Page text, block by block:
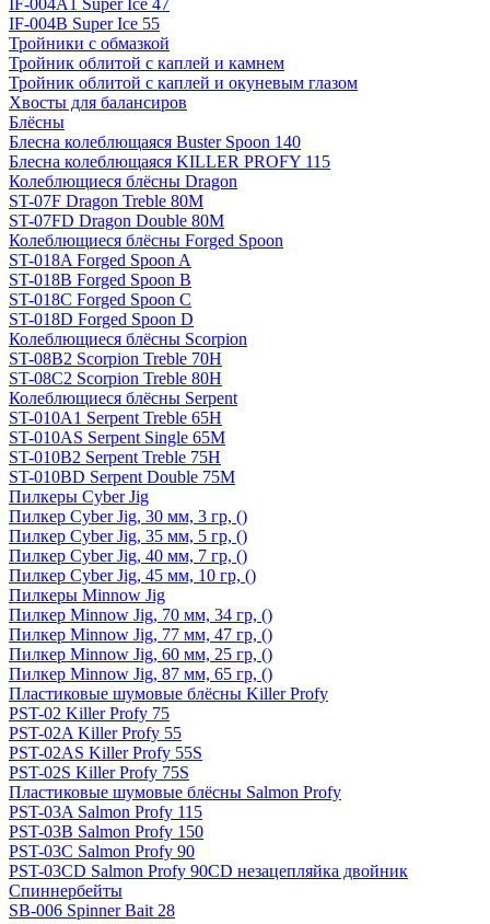
IF-004A1 Super Ice 47
IF-004B Super Ice 55
Тройники с обмазкой
Тройник облитой с каплей и камнем
Тройник облитой с каплей и окуневым глазом
Хвосты для балансиров
Блёсны
Блесна колеблющаяся Buster Spoon 140
Блесна колеблющаяся KILLER PROFY 115
Колеблющиеся блёсны Dragon
ST-07F Dragon Treble 80M
ST-07FD Dragon Double 80M
Колеблющиеся блёсны Forged Spoon
ST-018A Forged Spoon A
ST-018B Forged Spoon B
ST-018C Forged Spoon C
ST-018D Forged Spoon D
Колеблющиеся блёсны Scorpion
ST-08B2 Scorpion Treble 70H
ST-08C2 Scorpion Treble 80H
Колеблющиеся блёсны Serpent
ST-010A1 Serpent Treble 65H
ST-010AS Serpent Single 65M
ST-010B2 Serpent Treble 75H
ST-010BD Serpent Double 75M
Пилкеры Cyber Jig
Пилкер Cyber Jig, 30 мм, 3 гр, ()
Пилкер Cyber Jig, 35 мм, 5 гр, ()
Пилкер Cyber Jig, 40 мм, 7 гр, ()
Пилкер Cyber Jig, 45 мм, 10 гр, ()
Пилкеры Minnow Jig
Пилкер Minnow Jig, 70 мм, 34 гр, ()
Пилкер Minnow Jig, 77 мм, 47 гр, ()
Пилкер Minnow Jig, 60 мм, 25 гр, ()
Пилкер Minnow Jig, 87 мм, 65 гр, ()
Пластиковые шумовые блёсны Killer Profy
PST-02 Killer Profy 75
PST-02A Killer Profy 55
PST-02AS Killer Profy 55S
PST-02S Killer Profy 75S
Пластиковые шумовые блёсны Salmon Profy
PST-03A Salmon Profy 115
PST-03B Salmon Profy 150
PST-03C Salmon Profy 90
PST-03CD Salmon Profy 90CD незацепляйка двойник
Спиннербейты
SB-006 Spinner Bait 28